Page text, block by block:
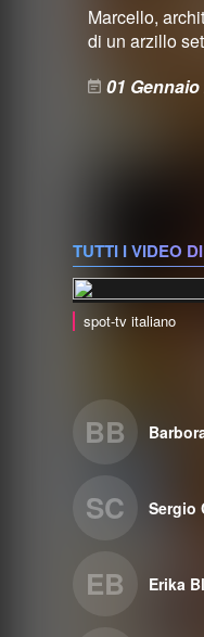
Marcello,
di un arzillo
01 Gennaio
TUTTI I VIDEO
spot-tv italiano
BB
SC Sergio
EB Erika